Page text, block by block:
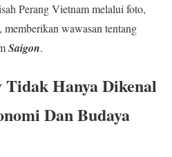
Perang Vietnam melalui foto,
wawasan tentang
Saigon.
Hanya Dikenal
Dan Budaya